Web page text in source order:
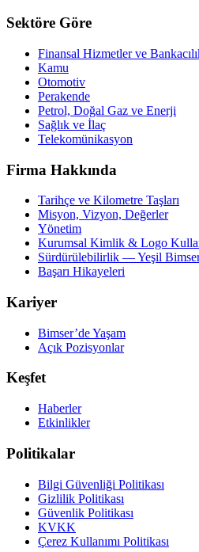
Sektöre Göre
Finansal Hizmetler ve
Kamu
Otomotiv
Perakende
Petrol, Doğal Gaz ve Enerji
Sağlık ve İlaç
Telekomünikasyon
Firma Hakkında
Tarihçe ve Kilometre Taşları
Misyon, Vizyon, Değerler
Yönetim
Kurumsal Kimlik & Logo
Sürdürülebilirlik — Yeşil
Başarı Hikayeleri
Kariyer
Bimser’de Yaşam
Açık Pozisyonlar
Keşfet
Haberler
Etkinlikler
Politikalar
Bilgi Güvenliği Politikası
Gizlilik Politikası
Güvenlik Politikası
KVKK
Çerez Kullanımı Politikası